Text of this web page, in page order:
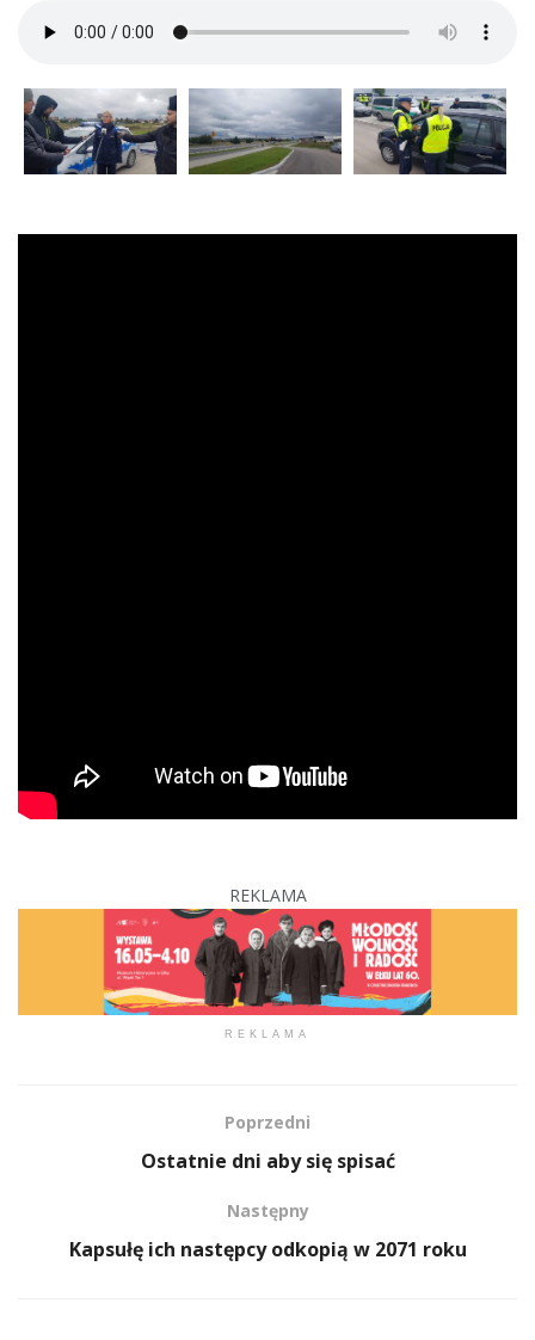
REKLAMA
REKLAMA
Poprzedni
Ostatnie dni aby się spisać
Następny
Kapsułę ich następcy odkopią w 2071 roku